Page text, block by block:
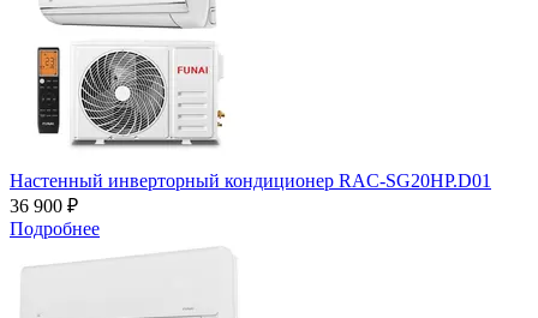
Настенный инверторный кондиционер RAC-SG20HP.D01
36 900 ₽
Подробнее